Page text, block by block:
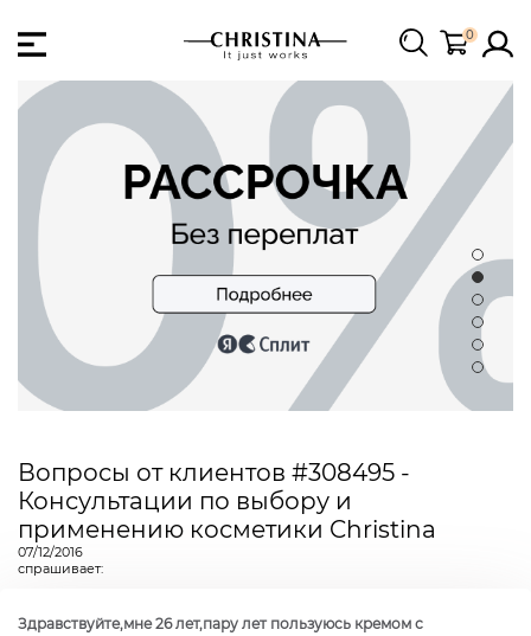
0
Вопросы от клиентов #308495 -
Консультации по выбору и
применению косметики Christina
07/12/2016
спрашивает:
Здравствуйте,мне 26 лет,пару лет пользуюсь кремом с